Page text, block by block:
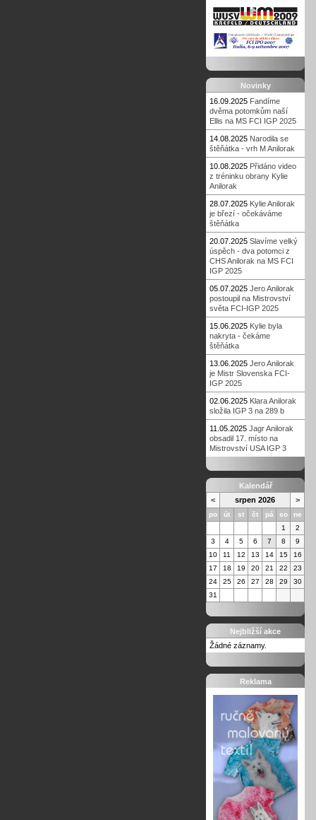
Novinky
16.09.2025 Fandíme
dvěma potomkům naší
Ellis na MS FCI IGP 2025
14.08.2025 Narodila se
štěňátka - vrh M Anilorak
10.08.2025 Přidáno video
z tréninku obrany Kylie
Anilorak
28.07.2025 Kylie Anilorak
je březí - očekáváme
štěňátka
20.07.2025 Slavíme velký
úspěch - dva potomci z
CHS Anilorak na MS FCI
IGP 2025
05.07.2025 Jero Anilorak
postoupil na Mistrovství
světa FCI-IGP 2025
15.06.2025 Kylie byla
nakryta - čekáme
štěňátka
13.06.2025 Jero Anilorak
je Mistr Slovenska FCI-
IGP 2025
02.06.2025 Klara Anilorak
složila IGP 3 na 289 b
11.05.2025 Jagr Anilorak
obsadil 17. místo na
Mistrovství USA IGP 3
Kalendář
<
srpen 2026 >
po út st čt pá so
ne
1
2
3
4 5 6 7 8
9
10
11 12 13 14 15
16
17
18 19 20 21 22
23
24
25 26 27 28 29
30
31
Nejbližší akce
Žádné záznamy.
Reklama